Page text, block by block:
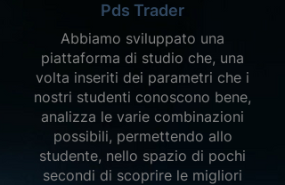
Pds Trader
Abbiamo sviluppato una
piattaforma di studio che, una
volta inseriti dei parametri che i
nostri studenti conoscono bene,
analizza le varie combinazioni
possibili, permettendo allo
studente, nello spazio di pochi
secondi di scoprire le migliori